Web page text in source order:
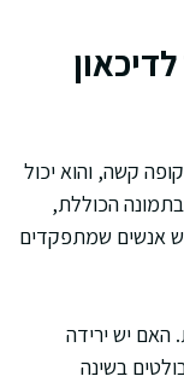
קשה, והוא יכול
הכוללת,
אנשים שמתפקדים
האם יש ירידה
בשינה